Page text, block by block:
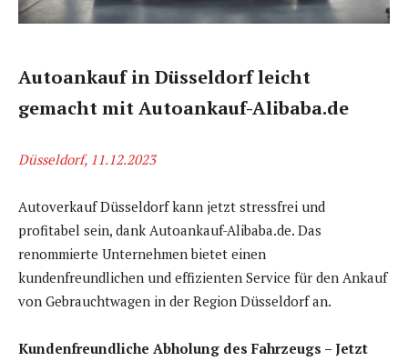
Autoankauf in Düsseldorf leicht
gemacht mit Autoankauf-Alibaba.de
Düsseldorf, 11.12.2023
Autoverkauf Düsseldorf kann jetzt stressfrei und
profitabel sein, dank Autoankauf-Alibaba.de. Das
renommierte Unternehmen bietet einen
kundenfreundlichen und effizienten Service für den Ankauf
von Gebrauchtwagen in der Region Düsseldorf an.
Kundenfreundliche Abholung des Fahrzeugs – Jetzt